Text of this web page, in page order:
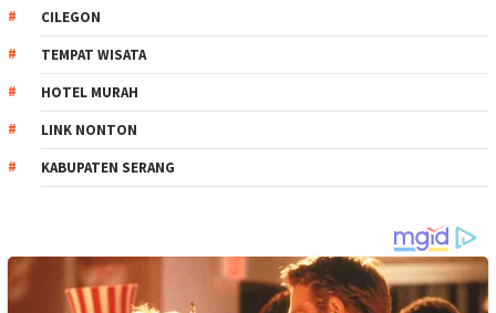
CILEGON
TEMPAT WISATA
HOTEL MURAH
LINK NONTON
KABUPATEN SERANG